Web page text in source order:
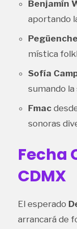
Benjamín
aportando
Pegüenche
mística
Sofía
sumando
Fmac
sonoras
Fecha
CDMX
El esperado
arrancará de